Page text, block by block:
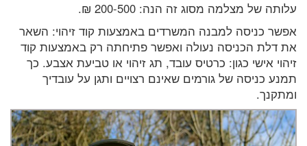
עלותה של מצלמה מסוג זה הנה: 200-500 ₪.
אפשר כניסה למבנה המשרדים באמצעות קוד זיהוי: השאר
את דלת הכניסה נעולה ואפשר פתיחתה רק באמצעות קוד
זיהוי אישי כגון: כרטיס עובד, תג זיהוי או טביעת אצבע. כך
תמנע כניסה של גורמים שאינם רצויים ותגן על עובדיך
ומתקנך.